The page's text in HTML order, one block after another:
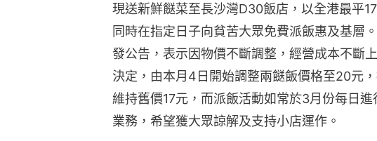
現送新鮮餸菜至長沙灣D30飯店，以全港最平
同時在指定日子向貧苦大眾免費派飯惠及基層
發公告，表示因物價不斷調整，經營成本不斷
決定，由本月4日開始調整兩餸飯價格至20元
維持舊價17元，而派飯活動如常於3月份每日
業務，希望獲大眾諒解及支持小店運作。